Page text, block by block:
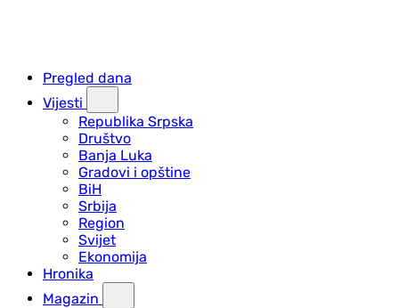
Pregled dana
Vijesti
Republika Srpska
Društvo
Banja Luka
Gradovi i opštine
BiH
Srbija
Region
Svijet
Ekonomija
Hronika
Magazin